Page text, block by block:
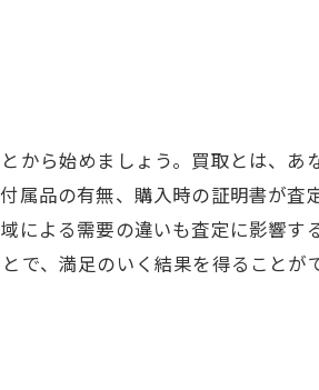
から始めましょう。買取とは、あ
属品の有無、購入時の証明書が査
よる需要の違いも査定に影響す
で、満足のいく結果を得ることが